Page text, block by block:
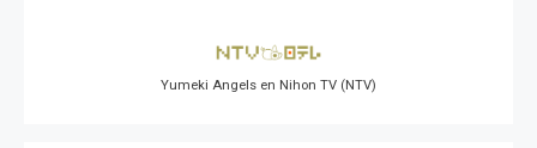
Yumeki Angels en Nihon TV (NTV)